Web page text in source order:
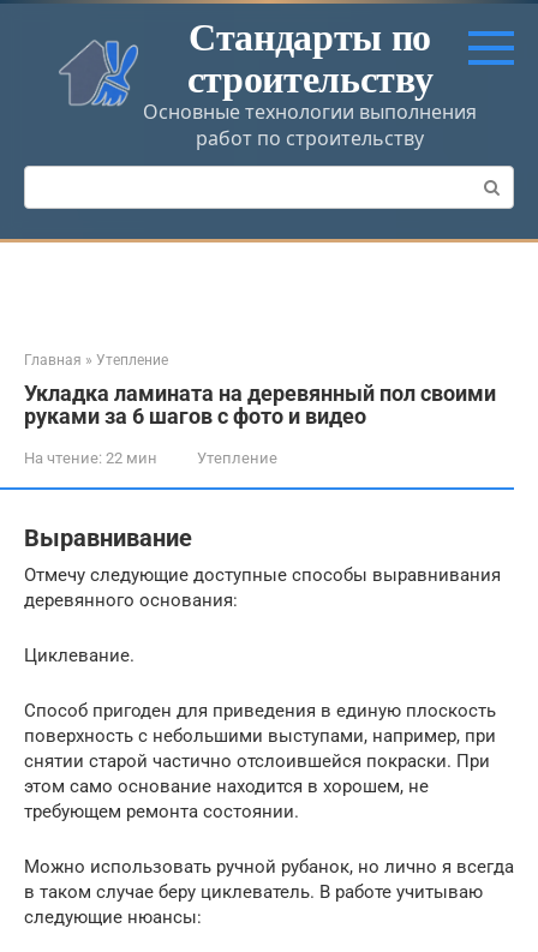
Перейти
контенту
Стандарты по
строительству
Основные технологии выполнения
работ по строительству
Поиск:
Главная » Утепление
Укладка ламината на деревянный пол своими
руками за 6 шагов с фото и видео
На чтение: 22 мин Утепление
Выравнивание
Отмечу следующие доступные способы выравнивания
деревянного основания:
Циклевание.
Способ пригоден для приведения в единую плоскость
поверхность с небольшими выступами, например, при
снятии старой частично отслоившейся покраски. При
этом само основание находится в хорошем, не
требующем ремонта состоянии.
Можно использовать ручной рубанок, но лично я всегда
в таком случае беру циклеватель. В работе учитываю
следующие нюансы: